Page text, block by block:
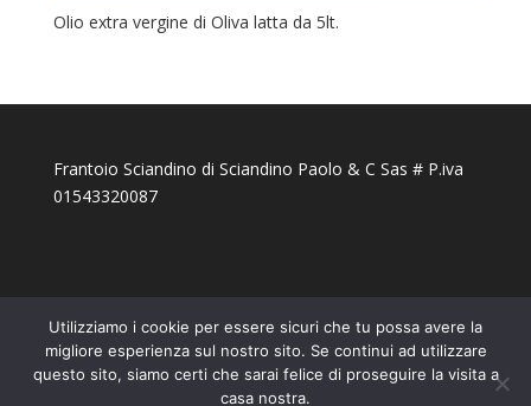
Olio extra vergine di Oliva latta da 5lt.
Frantoio Sciandino di Sciandino Paolo & C Sas # P.iva
01543320087
Utilizziamo i cookie per essere sicuri che tu possa avere la
migliore esperienza sul nostro sito. Se continui ad utilizzare
questo sito, siamo certi che sarai felice di proseguire la visita a
casa nostra.